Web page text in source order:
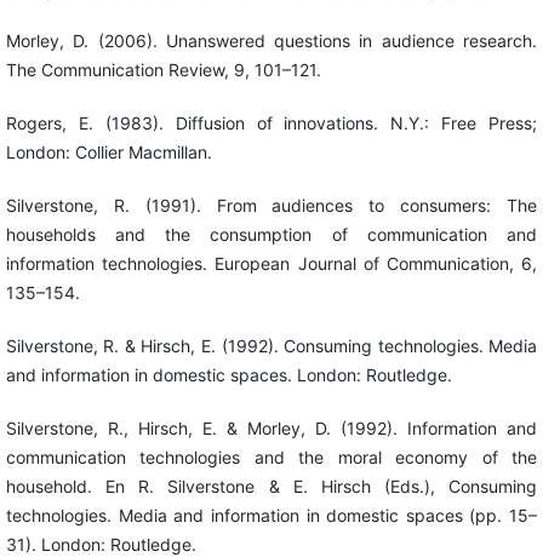
Morley, D. (2006). Unanswered questions in audience research.
The Communication Review, 9, 101–121.
Rogers, E. (1983). Diffusion of innovations. N.Y.: Free Press;
London: Collier Macmillan.
Silverstone, R. (1991). From audiences to consumers: The
households and the consumption of communication and
information technologies. European Journal of Communication, 6,
135–154.
Silverstone, R. & Hirsch, E. (1992). Consuming technologies. Media
and information in domestic spaces. London: Routledge.
Silverstone, R., Hirsch, E. & Morley, D. (1992). Information and
communication technologies and the moral economy of the
household. En R. Silverstone & E. Hirsch (Eds.), Consuming
technologies. Media and information in domestic spaces (pp. 15–
31). London: Routledge.